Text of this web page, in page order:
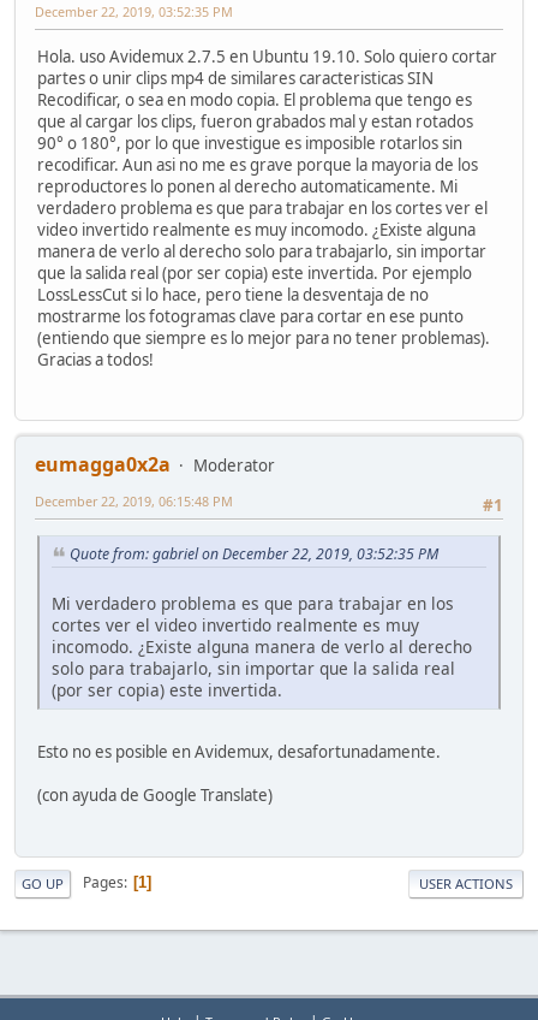
December 22, 2019, 03:52:35 PM
Hola. uso Avidemux 2.7.5 en Ubuntu 19.10. Solo quiero cortar
partes o unir clips mp4 de similares caracteristicas SIN
Recodificar, o sea en modo copia. El problema que tengo es
que al cargar los clips, fueron grabados mal y estan rotados
90° o 180°, por lo que investigue es imposible rotarlos sin
recodificar. Aun asi no me es grave porque la mayoria de los
reproductores lo ponen al derecho automaticamente. Mi
verdadero problema es que para trabajar en los cortes ver el
video invertido realmente es muy incomodo. ¿Existe alguna
manera de verlo al derecho solo para trabajarlo, sin importar
que la salida real (por ser copia) este invertida. Por ejemplo
LossLessCut si lo hace, pero tiene la desventaja de no
mostrarme los fotogramas clave para cortar en ese punto
(entiendo que siempre es lo mejor para no tener problemas).
Gracias a todos!
eumagga0x2a
Moderator
#1
December 22, 2019, 06:15:48 PM
Quote from: gabriel on December 22, 2019, 03:52:35 PM
Mi verdadero problema es que para trabajar en los
cortes ver el video invertido realmente es muy
incomodo. ¿Existe alguna manera de verlo al derecho
solo para trabajarlo, sin importar que la salida real
(por ser copia) este invertida.
Esto no es posible en Avidemux, desafortunadamente.
(con ayuda de Google Translate)
GO UP Pages 1 USER ACTIONS